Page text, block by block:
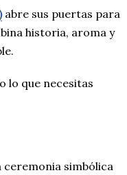
abre sus puertas para
historia, aroma y
lo que necesitas
ceremonia simbólica